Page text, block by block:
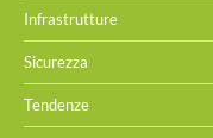
Infrastrutture
Sicurezza
Tendenze